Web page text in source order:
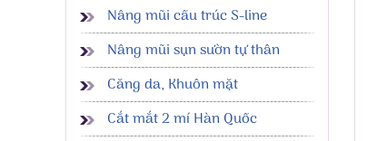
Nâng mũi cấu trúc S-line
Nâng mũi sụn sườn tự thân
Căng da, Khuôn mặt
Cắt mắt 2 mí Hàn Quốc